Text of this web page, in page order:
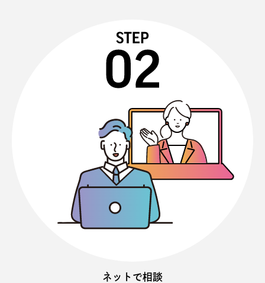
ネットで相談